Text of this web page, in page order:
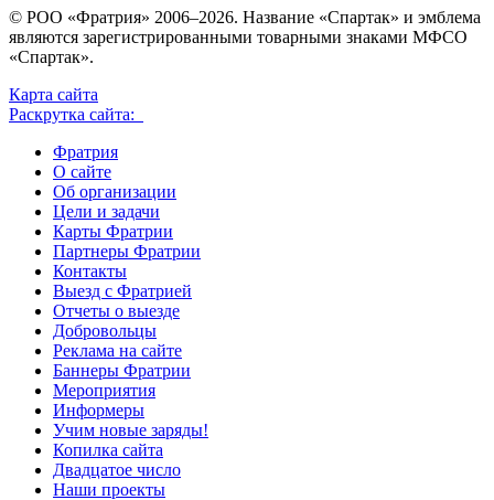
© РОО «Фратрия» 2006–2026. Название «Спартак» и эмблема
являются зарегистрированными товарными знаками МФСО
«Спартак».
Карта сайта
Раскрутка сайта:
Фратрия
О сайте
Об организации
Цели и задачи
Карты Фратрии
Партнеры Фратрии
Контакты
Выезд с Фратрией
Отчеты о выезде
Добровольцы
Реклама на сайте
Баннеры Фратрии
Мероприятия
Информеры
Учим новые заряды!
Копилка сайта
Двадцатое число
Наши проекты